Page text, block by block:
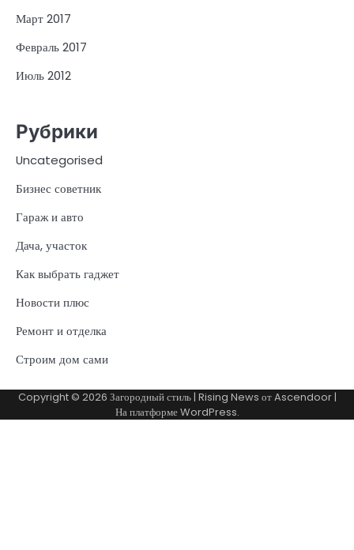
Март 2017
Февраль 2017
Июль 2012
Рубрики
Uncategorised
Бизнес советник
Гараж и авто
Дача, участок
Как выбрать гаджет
Новости плюс
Ремонт и отделка
Строим дом сами
Copyright © 2026 Загородный стиль| Rising News отAscendoor|
На платформеWordPress.